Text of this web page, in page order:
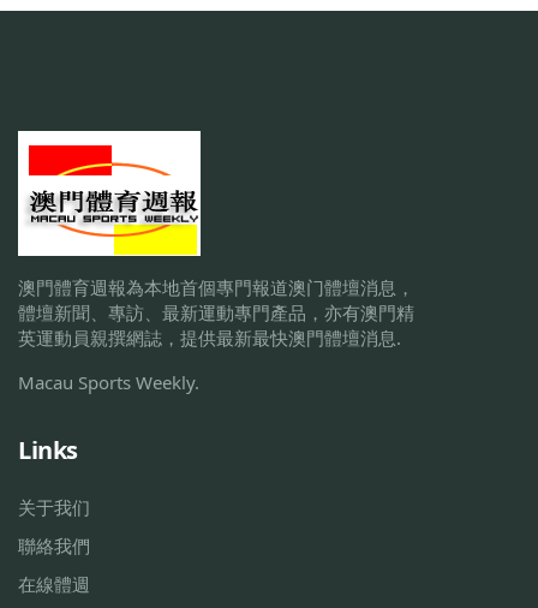
澳門體育週報為本地首個專門報道澳门體壇消息，
體壇新聞、專訪、最新運動專門產品，亦有澳門精
英運動員親撰網誌，提供最新最快澳門體壇消息.
Macau Sports Weekly.
Links
关于我们
聯絡我們
在線體週